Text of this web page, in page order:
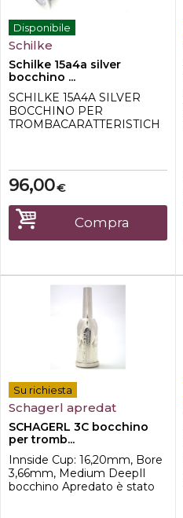
Disponibile
Schilke
Schilke 15a4a silver
bocchino ...
SCHILKE 15A4A SILVER
BOCCHINO PER
TROMBACARATTERISTICH
maggiore grip nel rim -
Diametro della tazza
17.14mm -Tazza piatta -Rim
semipiatto
€
96,00
Compra
Su richiesta
Schagerl apredat
SCHAGERL 3C bocchino
per tromb...
Innside Cup: 16,20mm, Bore
3,66mm, Medium DeepIl
bocchino Apredato è stato